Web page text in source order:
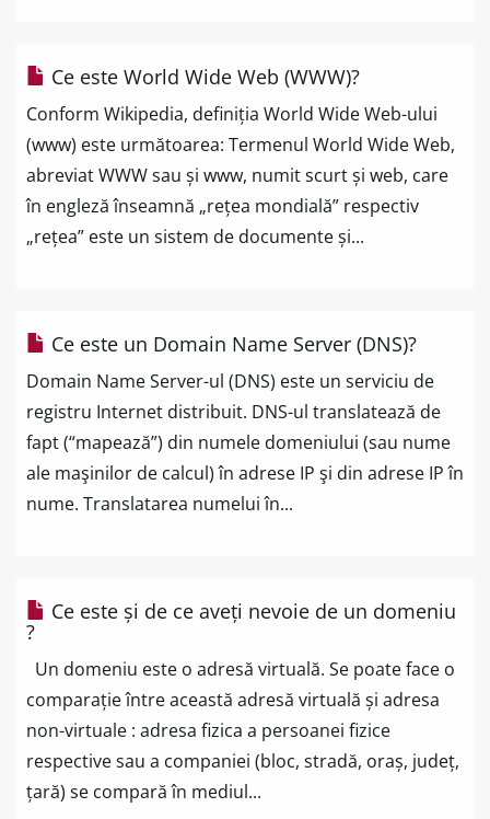
Ce este World Wide Web (WWW)?
Conform Wikipedia, definiția World Wide Web-ului
(www) este următoarea: Termenul World Wide Web,
abreviat WWW sau și www, numit scurt și web, care
în engleză înseamnă „rețea mondială” respectiv
„rețea” este un sistem de documente și...
Ce este un Domain Name Server (DNS)?
Domain Name Server-ul (DNS) este un serviciu de
registru Internet distribuit. DNS-ul translatează de
fapt (“mapează”) din numele domeniului (sau nume
ale maşinilor de calcul) în adrese IP şi din adrese IP în
nume. Translatarea numelui în...
Ce este și de ce aveți nevoie de un domeniu
?
Un domeniu este o adresă virtuală. Se poate face o
comparație între această adresă virtuală și adresa
non-virtuale : adresa fizica a persoanei fizice
respective sau a companiei (bloc, stradă, oraș, județ,
țară) se compară în mediul...